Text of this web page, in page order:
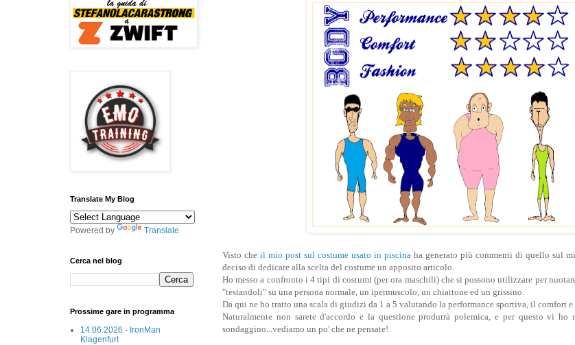
Visto che il mio post sul costume usato in piscina ha generato più commenti di quello sul
deciso di dedicare alla scelta del costume un apposito articolo.
Ho messo a confronto i 4 tipi di costumi (per ora maschili) che si possono utilizzare per
"testandoli" su una persona normale, un ipermuscolo, un chiattone ed un grissino.
Da qui ne ho tratto una scala di giudizi da 1 a 5 valutando la performance sportiva, il comfort e
Naturalmente non sarete d'accordo e la questione produrrà polemica, e per questo vi ho
sondaggino...vediamo un po' che ne pensate!
Translate My Blog
Powered by Translate
Cerca nel blog
Prossime gare in programma
14.06.2026 - IronMan
Klagenfurt